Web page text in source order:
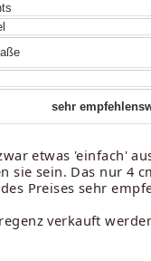
sehr
etwas 'einfach'
sie sein. Das nur 4
Preises sehr
verkauft